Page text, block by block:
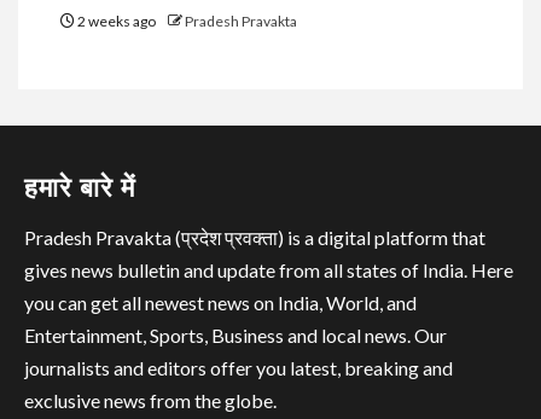
2 weeks ago Pradesh Pravakta
हमारे बारे में
Pradesh Pravakta (प्रदेश प्रवक्ता) is a digital platform that
gives news bulletin and update from all states of India. Here
you can get all newest news on India, World, and
Entertainment, Sports, Business and local news. Our
journalists and editors offer you latest, breaking and
exclusive news from the globe.